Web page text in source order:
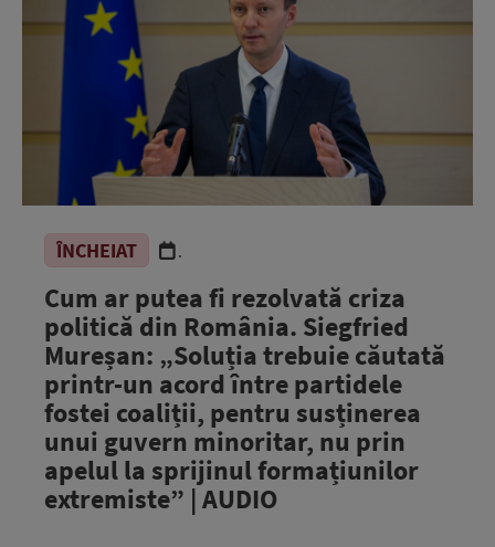
ÎNCHEIAT .
Cum ar putea fi rezolvată criza
politică din România. Siegfried
Mureșan: „Soluția trebuie căutată
printr-un acord între partidele
fostei coaliții, pentru susținerea
unui guvern minoritar, nu prin
apelul la sprijinul formațiunilor
extremiste” | AUDIO